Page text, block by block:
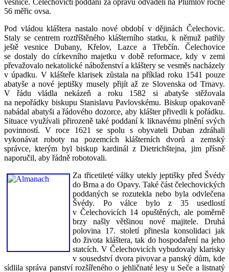
vesnice. Čelechovičtí poddaní za opravu odváděli na Plumlov ročně
56 měřic ovsa.
Pod vládou kláštera nastalo nové období v dějinách Čelechovic.
Staly se centrem roztříštěného klášterního statku, k němuž patřily
ještě vesnice Dubany, Křelov, Lazce a Třebčín. Čelechovice
se dostaly do církevního majetku v době reformace, kdy v zemi
převažovalo nekatolické náboženství a kláštery se vesměs nacházely
v úpadku. V klášteře klarisek zůstala na příklad roku 1541 pouze
abatyše a nové jeptišky musely přijít až ze Slovenska od Trnavy.
V řádu vládla nekázeň a roku 1582 si abatyše stěžovala
na nepořádky biskupu Stanislavu Pavlovskému. Biskup opakovaně
nabádal abatyši a řádového dozorce, aby klášter přivedli k pořádku.
Situace využívali přirozeně také poddaní k liknavému plnění svých
povinností. V roce 1621 se spolu s obyvateli Duban zdráhali
vykonávat roboty na pozemcích klášterních dvorů a zemský
správce, kterým byl biskup kardinál z Dietrichštejna, jim přísně
naporučil, aby řádně robotovali.
Za třicetileté války utekly jeptišky před Švédy
do Brna a do Opavy. Také část čelechovických
poddaných se rozutekla nebo byla odvlečena
Švédy. Po válce bylo z 35 usedlostí
v Čelechovicích 14 opuštěných, ale poměrně
brzy našly většinou nové majitele. Druhá
polovina 17. století přinesla konsolidaci jak
do života kláštera, tak do hospodaření na jeho
statcích. V Čelechovicích vybudovaly klarisky
v sousedství dvora pivovar a panský dům, kde
sídlila správa panství rozšířeného o jehličnaté lesy u Seče a listnatý